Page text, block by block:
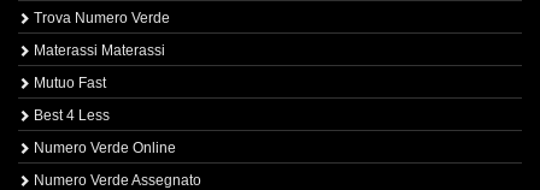
Trova Numero Verde
Materassi Materassi
Mutuo Fast
Best 4 Less
Numero Verde Online
Numero Verde Assegnato